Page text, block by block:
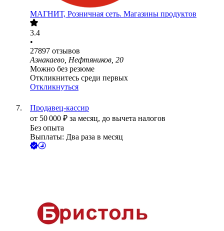
МАГНИТ, Розничная сеть. Магазины продуктов
3.4
•
27897 отзывов
Азнакаево, Нефтяников, 20
Можно без резюме
Откликнитесь среди первых
Откликнуться
Продавец-кассир
от 50 000 ₽ за месяц, до вычета налогов
Без опыта
Выплаты: Два раза в месяц